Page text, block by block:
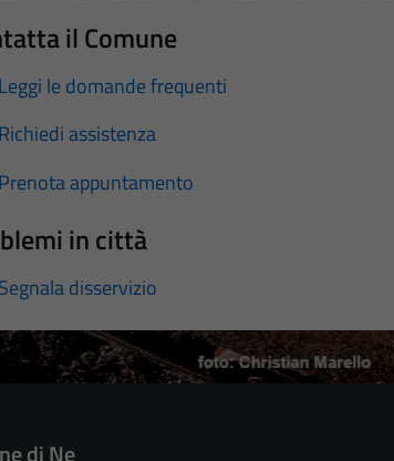
il Comune
Leggi le domande frequenti
Richiedi assistenza
Prenota appuntamento
in città
Segnala disservizio
di Ne